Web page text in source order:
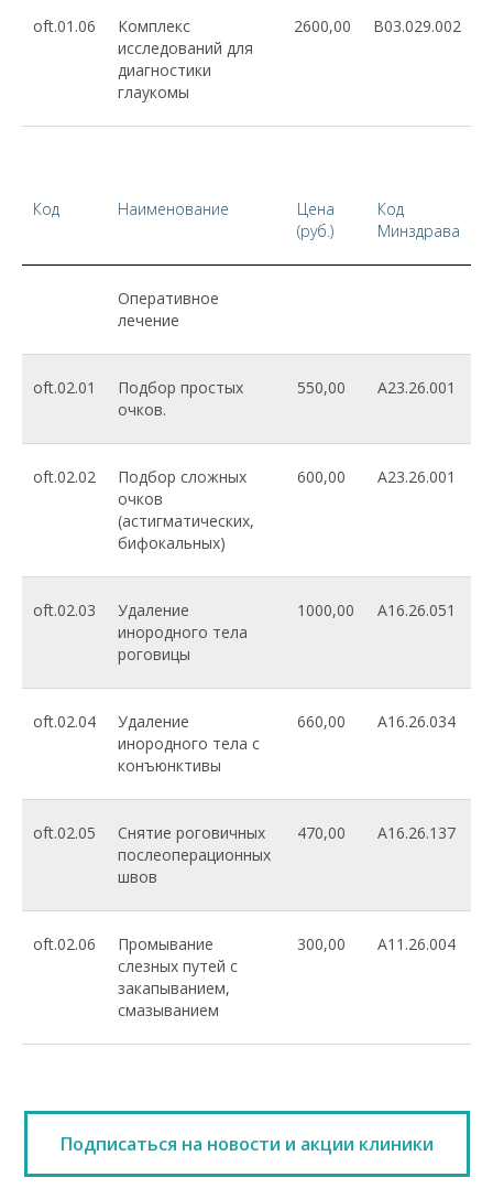
oft.01.06
Комплекс
исследований для
диагностики
глаукомы
2600,00 B03.029.002
Код Наименование
Цена
(руб.)
Код
Минздрава
Оперативное
лечение
oft.02.01
Подбор простых
очков.
550,00 A23.26.001
oft.02.02
Подбор сложных
очков
(астигматических,
бифокальных)
600,00 A23.26.001
oft.02.03
Удаление
инородного тела
роговицы
1000,00 A16.26.051
oft.02.04
Удаление
инородного тела с
конъюнктивы
660,00 A16.26.034
oft.02.05
Снятие роговичных
послеоперационных
швов
470,00 A16.26.137
oft.02.06
Промывание
слезных путей с
закапыванием,
смазыванием
300,00 A11.26.004
Подписаться на новости и акции клиники